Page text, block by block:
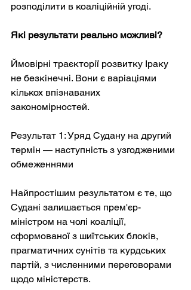
розподілити в коаліційній угоді.
Які результати реально можливі?
Ймовірні траєкторії розвитку Іраку
не безкінечні. Вони є варіаціями
кількох впізнаваних
закономірностей.
Результат 1: Уряд Судану на другий
термін — наступність з узгодженими
обмеженнями
Найпростішим результатом є те, що
Судані залишається прем'єр-
міністром на чолі коаліції,
сформованої з шиїтських блоків,
прагматичних сунітів та курдських
партій, з численними переговорами
щодо міністерств.